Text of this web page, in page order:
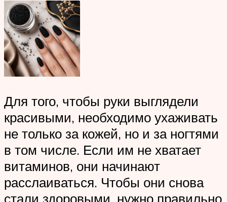
Для того, чтобы руки выглядели
красивыми, необходимо ухаживать
не только за кожей, но и за ногтями
в том числе. Если им не хватает
витаминов, они начинают
расслаиваться. Чтобы они снова
стали здоровыми, нужно правильно